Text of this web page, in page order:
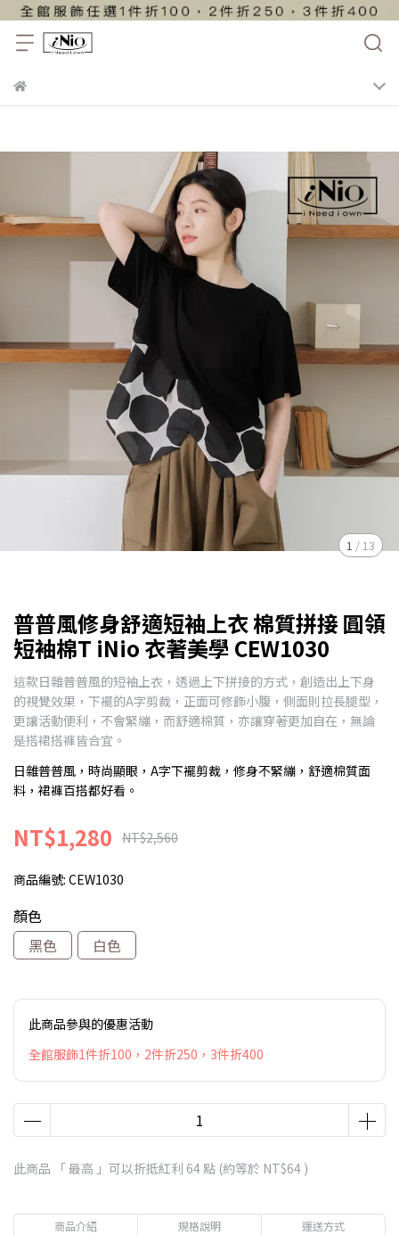
1 /13
普普風修身舒適短袖上衣 棉質拼接 圓領
短袖棉T iNio 衣著美學 CEW1030
這款日雜普普風的短袖上衣，透過上下拼接的方式，創造出上下身
的視覺效果，下襬的A字剪裁，正面可修飾小腹，側面則拉長腿型，
更讓活動便利，不會緊繃，而舒適棉質，亦讓穿著更加自在，無論
是搭裙搭褲皆合宜。
日雜普普風，時尚顯眼，A字下襬剪裁，修身不緊繃，舒適棉質面
料，裙褲百搭都好看。
NT$1,280 NT$2,560
商品編號: CEW1030
顏色
黑色
白色
此商品參與的優惠活動
全館服飾1件折100，2件折250，3件折400
此商品 「 最高 」可以折抵紅利 64點 (約等於 NT$64 )
商品介紹 規格說明 運送方式